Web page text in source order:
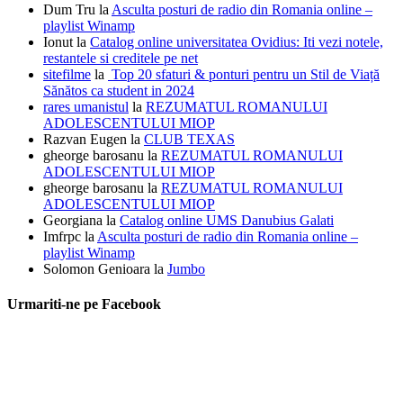
Dum Tru la Asculta posturi de radio din Romania online –
playlist Winamp
Ionut la Catalog online universitatea Ovidius: Iti vezi notele,
restantele si creditele pe net
sitefilme la Top 20 sfaturi & ponturi pentru un Stil de Viață
Sănătos ca student in 2024
rares umanistul la REZUMATUL ROMANULUI
ADOLESCENTULUI MIOP
Razvan Eugen la CLUB TEXAS
gheorge barosanu la REZUMATUL ROMANULUI
ADOLESCENTULUI MIOP
gheorge barosanu la REZUMATUL ROMANULUI
ADOLESCENTULUI MIOP
Georgiana la Catalog online UMS Danubius Galati
Imfrpc la Asculta posturi de radio din Romania online –
playlist Winamp
Solomon Genioara la Jumbo
Urmariti-ne pe Facebook